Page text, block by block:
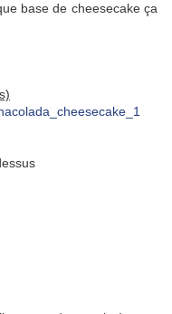
base de cheesecake ça